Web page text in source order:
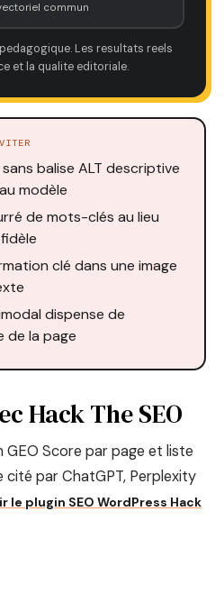
commun
Les resultats reels
et la qualite editoriale.
balise ALT descriptive
modèle
de mots-clés au lieu
clé dans une image
dispense de
la page
Hack The SEO
GEO Score par page et liste
par ChatGPT, Perplexity
le plugin SEO WordPress Hack